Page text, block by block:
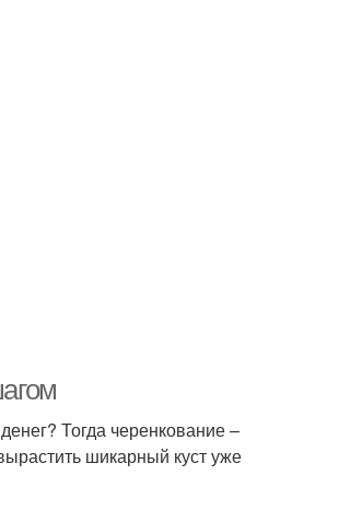
Тогда черенкование –
шикарный куст уже